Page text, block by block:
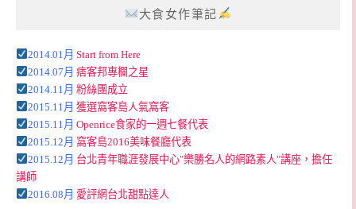
大食女作筆記
2014.01月 Start from Here
2014.07月 痞客邦專欄之星
2014.11月 粉絲團成立
2015.11月 獲選窩客島人氣窩客
2015.11月 Openrice食家的一週七餐代表
2015.12月 窩客島2016美味餐廳代表
2015.12月 台北青年職涯發展中心"樂勝名人的網路素人"講座，擔任
講師
2016.08月 愛評網台北甜點達人